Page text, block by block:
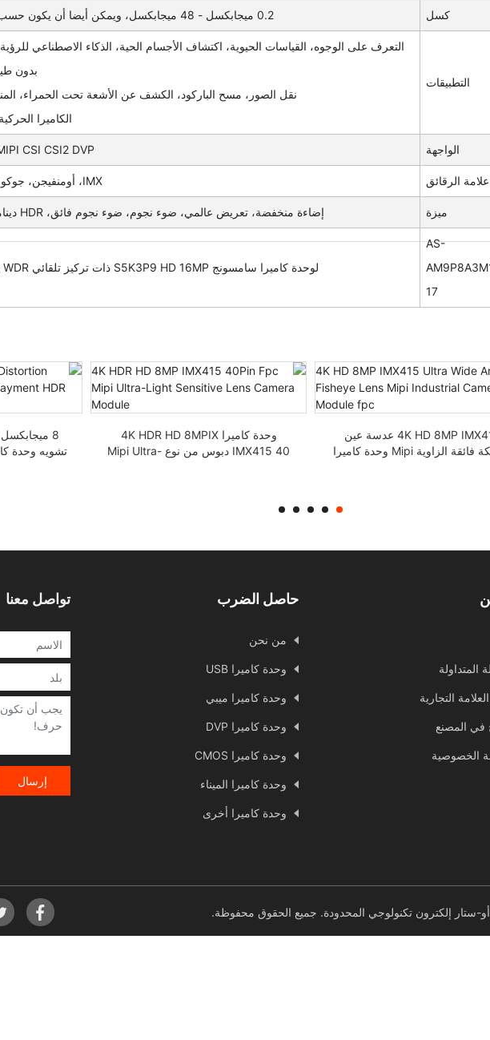
كسل 0.2 ميجابكسل - 48 ميجابكسل، ويمكن أيضا أن يكون حسب متطلبات العميل الخاصة
التطبيقات
التعرف على الوجوه، القياسات الحيوية، اكتشاف الأجسام الحية، الذكاء الاصطناعي للرؤية
بدون
نقل الصور، مسح الباركود، الكشف عن الأشعة تحت الحمراء،
الكاميرا
الواجهة CSI CSI2 DVP
علامة الرقائق IMX، أومنفيجن، جوكواي، ON، ميكرون وغيرها.
ميزة إضاءة منخفضة، تعريض عالمي، ضوء نجوم، ضوء نجوم فائق، HDR ديناميكي واسع، JPEG، YUV
AS-
17
لوحدة كاميرا سامسونج S5K3P9 HD 16MP ذات تركيز تلقائي WDR وجهاز mipi للهاتف الذكي
4K HD 8MP IMX415 عدسة عين
السمكة فائقة الزاوية Mipi وحدة كاميرا
وحدة كاميرا 4K HDR HD 8MPIX
IMX415 40 دبوس من نوع Mipi Ultra-
المتداولة
التجارية
في المصنع
الخصوصية
حاصل الضرب
من نحن
وحدة كاميرا USB
وحدة كاميرا ميبي
وحدة كاميرا DVP
وحدة كاميرا CMOS
وحدة كاميرا الميناء
وحدة كاميرا أخرى
تواصل معنا
إرسال